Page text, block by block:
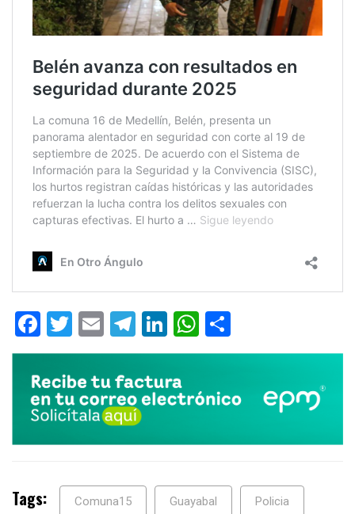
Facebook
Twitter
EmailTelegram
LinkedIn
WhatsApp
Tags: Comuna15 Guayabal Policia